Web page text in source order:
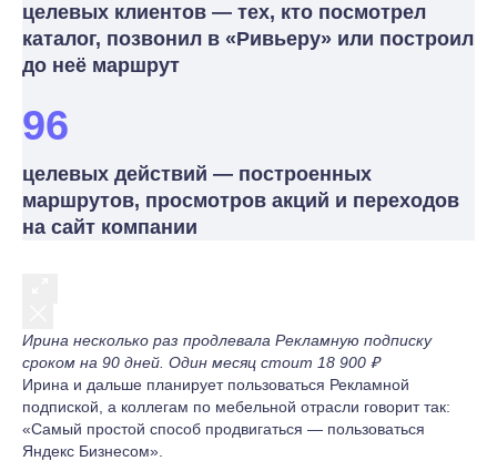
целевых клиентов — тех, кто посмотрел
каталог, позвонил в «Ривьеру» или построил
до неё маршрут
96
целевых действий — построенных
маршрутов, просмотров акций и переходов
на сайт компании
Ирина несколько раз продлевала Рекламную подписку
сроком на 90 дней. Один месяц стоит 18 900 ₽
Ирина и дальше планирует пользоваться Рекламной
подпиской, а коллегам по мебельной отрасли говорит так:
«Самый простой способ продвигаться — пользоваться
Яндекс Бизнесом».